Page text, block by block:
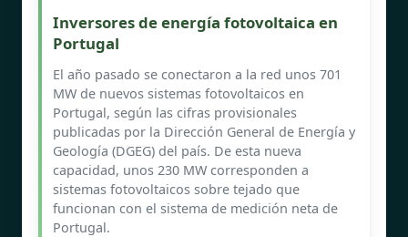
Inversores de energía fotovoltaica en
Portugal
El año pasado se conectaron a la red unos 701
MW de nuevos sistemas fotovoltaicos en
Portugal, según las cifras provisionales
publicadas por la Dirección General de Energía y
Geología (DGEG) del país. De esta nueva
capacidad, unos 230 MW corresponden a
sistemas fotovoltaicos sobre tejado que
funcionan con el sistema de medición neta de
Portugal.